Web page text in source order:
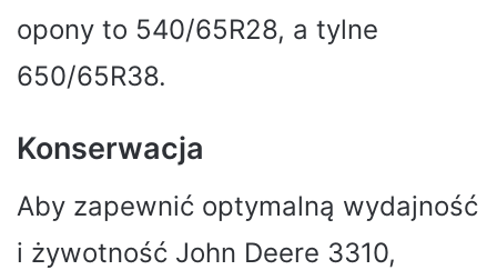
opony to 540/65R28, a tylne
650/65R38.
Konserwacja
Aby zapewnić optymalną wydajność
i żywotność John Deere 3310,